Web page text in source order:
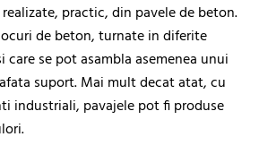
practic, din pavele de beton.
de beton, turnate in diferite
se pot asambla asemenea unui
suport. Mai mult decat atat, cu
industriali, pavajele pot fi produse